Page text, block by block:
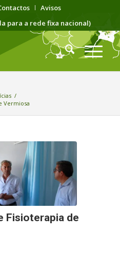
Avisos
para a rede fixa nacional)
/
Vermiosa
Fisioterapia de